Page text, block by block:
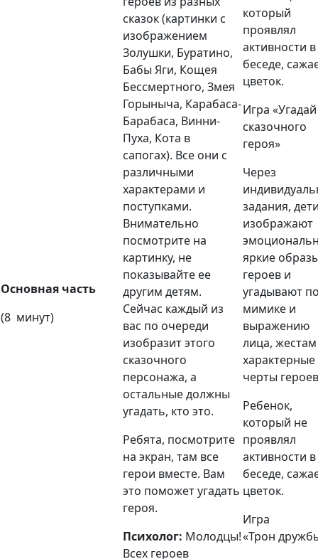
Основная часть
(8 минут)
сказок (картинки с
изображением
Золушки, Буратино,
Бабы Яги, Кощея
Бессмертного, Змея
Горыныча, Карабаса-
Барабаса, Винни-
Пуха, Кота в
сапогах). Все они с
различными
характерами и
поступками.
Внимательно
посмотрите на
картинку, не
показывайте ее
другим детям.
Сейчас каждый из
вас по очереди
изобразит этого
сказочного
персонажа, а
остальные должны
угадать, кто это.
Ребята, посмотрите
на экран, там все
герои вместе. Вам
это поможет угадать
героя.
Психолог: Молодцы!
Всех героев
который
проявлял
активности в
беседе,
цветок.
Игра «Угадай
сказочного
героя»
Через
задания,
изображают
яркие
героев и
угадывают
мимике и
выражению
лица, жестам
характерные
черты
Ребенок,
который не
проявлял
активности в
беседе,
цветок.
Игра
«Трон